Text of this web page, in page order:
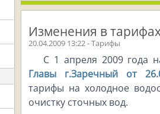
Изменения в
20.04.2009 13:22 - Тарифы
С 1 апреля 2009 года
Главы г.Заречный от
тарифы на холодное
очистку сточных вод.